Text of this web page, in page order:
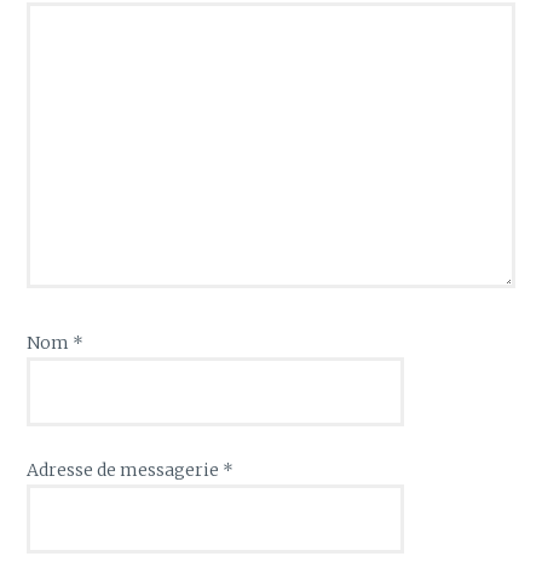
Nom *
Adresse de messagerie *